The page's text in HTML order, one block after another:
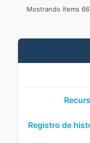
Mostrando ítems
Registro de